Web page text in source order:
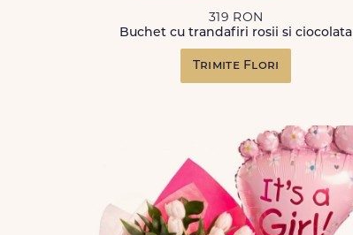
319 RON
Buchet cu trandafiri rosii si ciocolata
Trimite Flori